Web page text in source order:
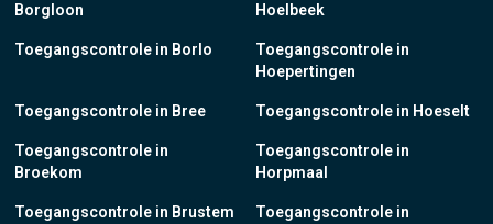
Borgloon
Toegangscontrole in Borlo
Toegangscontrole in Bree
Toegangscontrole in
Broekom
Toegangscontrole in Brustem
Hoelbeek
Toegangscontrole in
Hoepertingen
Toegangscontrole in Hoeselt
Toegangscontrole in
Horpmaal
Toegangscontrole in